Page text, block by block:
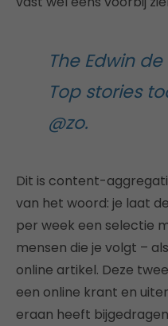
The Edwin
Top stories
@zo.
Dit is content-
van het woord: je laat
per week een selectie
mensen die je volgt –
online artikel. Deze
een online krant en
eraan heeft